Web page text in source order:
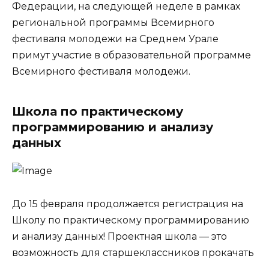
Федерации, на следующей неделе в рамках
региональной программы Всемирного
фестиваля молодежи на Среднем Урале
примут участие в образовательной программе
Всемирного фестиваля молодежи.
Школа по практическому
программированию и анализу
данных
До 15 февраля продолжается регистрация на
Школу по практическому программированию
и анализу данных! Проектная школа — это
возможность для старшеклассников прокачать